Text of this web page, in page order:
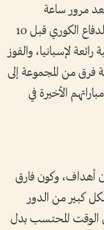
مرور ساعة
استقرت داخل الشباك، ثم شق طريقه متجاوزاً الدفاع الكوري قبل 10
لإسبانيا، والفوز
ثلاثة فرق من المجموعة إلى
الأخيرة في
بدون أهداف، وكون فارق
كبير من الدور
الوقت المحتسب بدل